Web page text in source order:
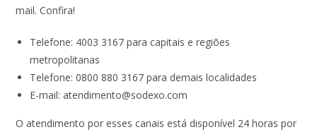
mail. Confira!
Telefone: 4003 3167 para capitais e regiões
metropolitanas
Telefone: 0800 880 3167 para demais localidades
E-mail: atendimento@sodexo.com
O atendimento por esses canais está disponível 24 horas por